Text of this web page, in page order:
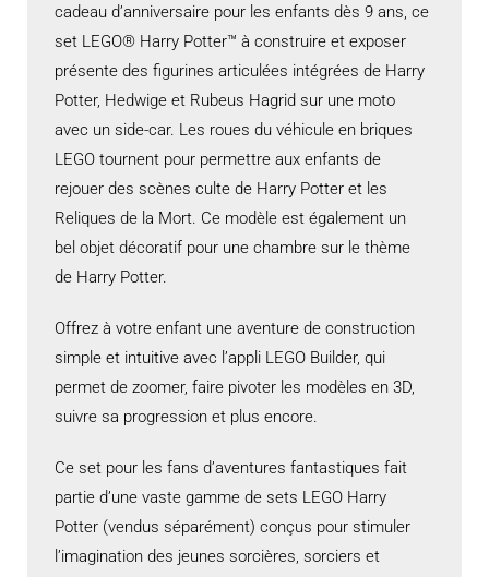
cadeau d’anniversaire pour les enfants dès 9 ans, ce
set LEGO® Harry Potter™ à construire et exposer
présente des figurines articulées intégrées de Harry
Potter, Hedwige et Rubeus Hagrid sur une moto
avec un side-car. Les roues du véhicule en briques
LEGO tournent pour permettre aux enfants de
rejouer des scènes culte de Harry Potter et les
Reliques de la Mort. Ce modèle est également un
bel objet décoratif pour une chambre sur le thème
de Harry Potter.
Offrez à votre enfant une aventure de construction
simple et intuitive avec l’appli LEGO Builder, qui
permet de zoomer, faire pivoter les modèles en 3D,
suivre sa progression et plus encore.
Ce set pour les fans d’aventures fantastiques fait
partie d’une vaste gamme de sets LEGO Harry
Potter (vendus séparément) conçus pour stimuler
l’imagination des jeunes sorcières, sorciers et